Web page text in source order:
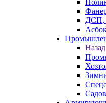
Назад